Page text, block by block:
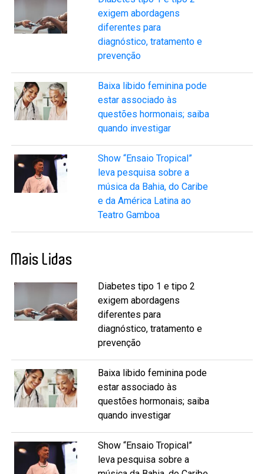
exigem abordagens
diferentes para
diagnóstico, tratamento e
prevenção
Baixa libido feminina pode
estar associado às
questões hormonais; saiba
quando investigar
Show “Ensaio Tropical”
leva pesquisa sobre a
música da Bahia, do Caribe
e da América Latina ao
Teatro Gamboa
Mais Lidas
Diabetes tipo 1 e tipo 2
exigem abordagens
diferentes para
diagnóstico, tratamento e
prevenção
Baixa libido feminina pode
estar associado às
questões hormonais; saiba
quando investigar
Show “Ensaio Tropical”
leva pesquisa sobre a